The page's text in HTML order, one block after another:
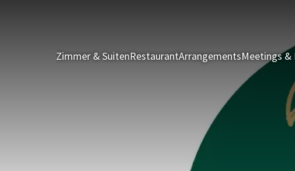
Zimmer & SuitenRestaurantArrangementsMeetings &